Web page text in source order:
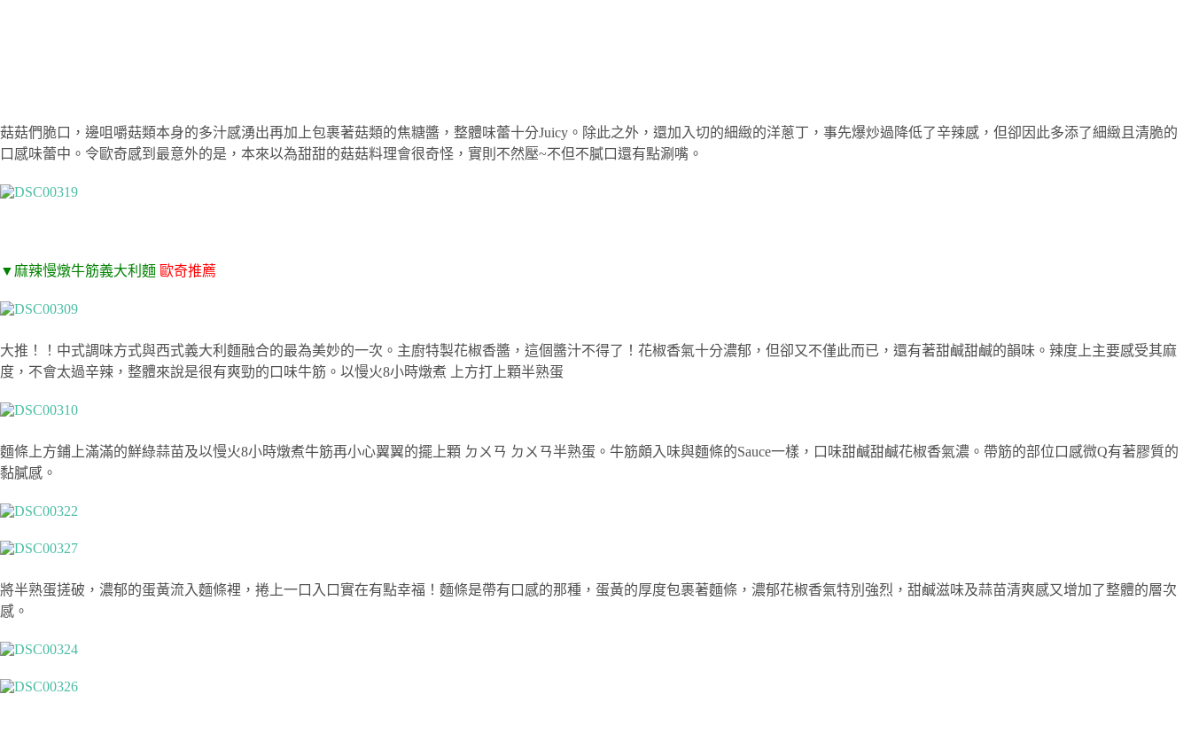
菇菇們脆口，邊咀嚼菇類本身的多汁感湧出再加上包裹著菇類的焦糖醬，整體味蕾十分Juicy。除此之外，還加入切的細緻的洋蔥丁，事先爆炒過降低了辛辣感，但卻因此多添了細緻且清脆的
口感味蕾中。令歐奇感到最意外的是，本來以為甜甜的菇菇料理會很奇怪，實則不然壓~不但不膩口還有點涮嘴。
▼ 麻辣慢燉牛筋義大利麵 歐奇推薦
大推！！中式調味方式與西式義大利麵融合的最為美妙的一次。主廚特製花椒香醬，這個醬汁不得了！花椒香氣十分濃郁，但卻又不僅此而已，還有著甜鹹甜鹹的韻味。辣度上主要感受其麻
度，不會太過辛辣，整體來說是很有爽勁的口味牛筋。以慢火8小時燉煮 上方打上顆半熟蛋
麵條上方鋪上滿滿的鮮綠蒜苗及以慢火8小時燉煮牛筋再小心翼翼的擺上顆 ㄉㄨㄢ ㄉㄨㄢ半熟蛋。牛筋頗入味與麵條的Sauce一樣，口味甜鹹甜鹹花椒香氣濃。帶筋的部位口感微Q有著膠質的
黏膩感。
將半熟蛋搓破，濃郁的蛋黃流入麵條裡，捲上一口入口實在有點幸福！麵條是帶有口感的那種，蛋黃的厚度包裹著麵條，濃郁花椒香氣特別強烈，甜鹹滋味及蒜苗清爽感又增加了整體的層次
感。